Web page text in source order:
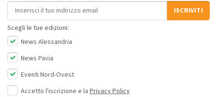
Indirizzo email
ISCRIVITI
Scegli le tue edizioni:
News Alessandria
News Pavia
Eventi Nord-Ovest
Accetto l'iscrizione e la Privacy Policy